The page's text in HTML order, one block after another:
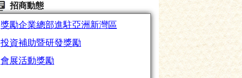
招商動態
獎勵企業總部進駐亞洲新灣區
投資補助暨研發獎勵
會展活動獎勵